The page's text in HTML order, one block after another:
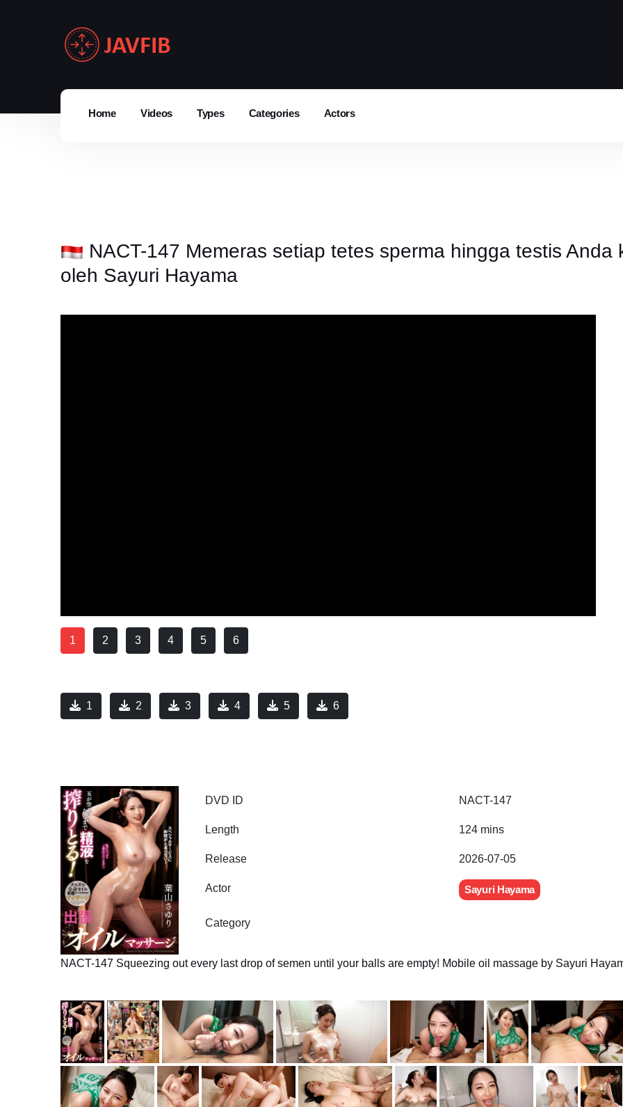
Home Videos Types Categories Actors
NACT-147 Memeras setiap tetes sperma hingga testis
oleh Sayuri Hayama
1 2 3 4 5 6
1 2 3 4 5 6
DVD ID NACT-147
Length 124 mins
Release 2026-07-05
Actor Sayuri Hayama
Category
NACT-147 Squeezing out every last drop of semen until your balls are empty! Mobile oil massage by Sayuri